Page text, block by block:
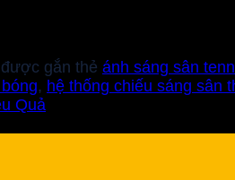
gắn thẻ ánh sáng sân
, hệ thống chiếu sáng sân
Quả